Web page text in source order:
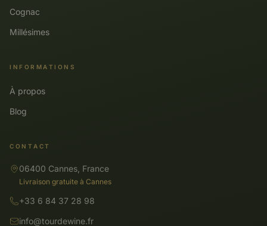
Cognac
Millésimes
INFORMATIONS
À propos
Blog
CONTACT
06400 Cannes, France
Livraison gratuite à Cannes
+33 6 84 37 28 98
info@tourdewine.fr